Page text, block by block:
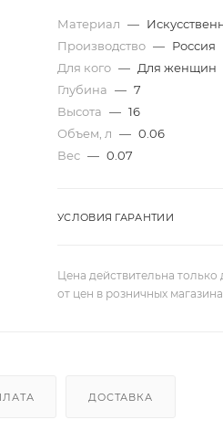
Материал —
Производство — Россия
Для кого — Для женщин
Глубина — 7
Высота — 16
Объем, л — 0.06
Вес — 0.07
УСЛОВИЯ ГАРАНТИИ
Цена действительна
от цен в розничных
ДОСТАВКА